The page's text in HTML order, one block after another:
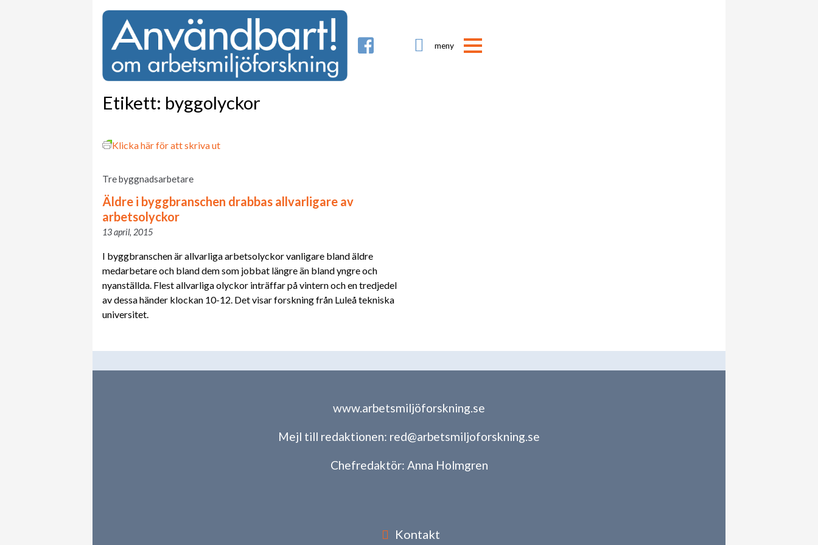

Etikett: byggolyckor
Klicka här för att skriva ut
Tre byggnadsarbetare
Äldre i byggbranschen drabbas allvarligare av
arbetsolyckor
13 april, 2015
I byggbranschen är allvarliga arbetsolyckor vanligare bland äldre
medarbetare och bland dem som jobbat längre än bland yngre och
nyanställda. Flest allvarliga olyckor inträffar på vintern och en tredjedel
av dessa händer klockan 10-12. Det visar forskning från Luleå tekniska
universitet.
www.arbetsmiljöforskning.se
Mejl till redaktionen: red@arbetsmiljoforskning.se
Chefredaktör: Anna Holmgren
Kontakt